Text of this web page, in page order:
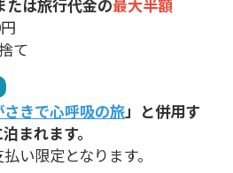
たは旅行代金の最大半額
て
さきで心呼吸の旅」と併用す
まれます。
い限定となります。